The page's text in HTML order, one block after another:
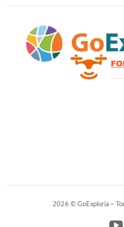
2026 © GoExploria ~